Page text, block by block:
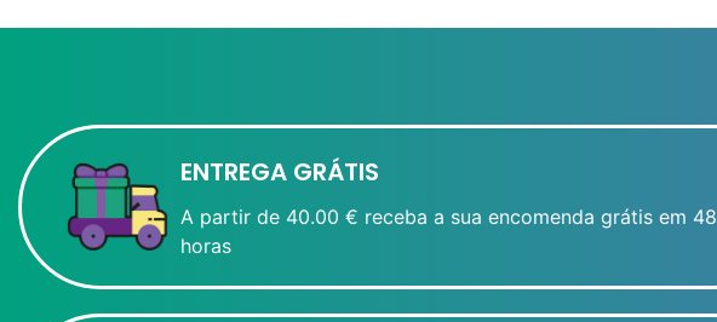
ENTREGA GRÁTIS
A partir de 40.00 € receba a sua encomenda grátis em 48
horas